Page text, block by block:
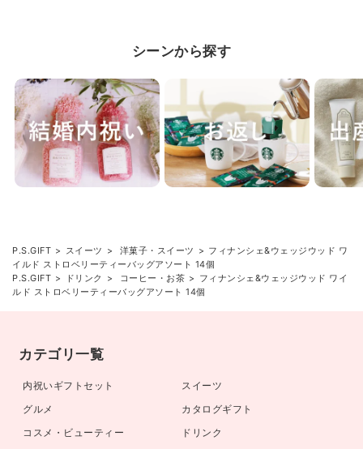
シーンから探す
P.S.GIFT スイーツ 洋菓子・スイーツ
フィナンシェ&ウェッジウッド ワ
イルド ストロベリーティーバッグアソート 14個
P.S.GIFT
ドリンク コーヒー・お茶
フィナンシェ&ウェッジウッド ワイ
ルド ストロベリーティーバッグアソート 14個
カテゴリ一覧
内祝いギフトセット
スイーツ
グルメ
カタログギフト
コスメ・ビューティー
ドリンク